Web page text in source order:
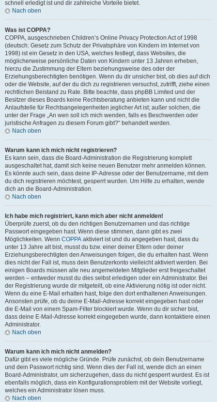
schnell erledigt ist und dir zahlreiche Vorteile bietet.
Nach oben
Was ist COPPA?
COPPA, ausgeschrieben Children’s Online Privacy Protection Act of 1998
(deutsch: Gesetz zum Schutz der Privatsphäre von Kindern im Internet von
1998) ist ein Gesetz in den USA, welches festlegt, dass Websites, die
möglicherweise persönliche Daten von Kindern unter 13 Jahren erheben,
hierzu die Zustimmung der Eltern beziehungsweise des oder der
Erziehungsberechtigten benötigen. Wenn du dir unsicher bist, ob dies auf dich
oder die Website, auf der du dich zu registrieren versuchst, zutrifft, ziehe einen
rechtlichen Beistand zu Rate. Bitte beachte, dass phpBB Limited und der
Besitzer dieses Boards keine Rechtsberatung anbieten kann und nicht die
Anlaufstelle für Rechtsangelegenheiten jeglicher Art ist; außer solchen, die
unter der Frage „An wen soll ich mich wenden, falls es Beschwerden oder
juristische Anfragen zu diesem Forum gibt?“ behandelt werden.
Nach oben
Warum kann ich mich nicht registrieren?
Es kann sein, dass die Board-Administration die Registrierung komplett
ausgeschaltet hat, damit sich keine neuen Benutzer mehr anmelden können.
Es könnte auch sein, dass deine IP-Adresse oder der Benutzername, mit dem
du dich registrieren möchtest, gesperrt wurden. Um Hilfe zu erhalten, wende
dich an die Board-Administration.
Nach oben
Ich habe mich registriert, kann mich aber nicht anmelden!
Überprüfe zuerst, ob du den richtigen Benutzernamen und das richtige
Passwort eingegeben hast. Wenn diese stimmen, dann gibt es zwei
Möglichkeiten. Wenn COPPA aktiviert ist und du angegeben hast, dass du
unter 13 Jahre alt bist, musst du bzw. einer deiner Eltern oder deiner
Erziehungsberechtigten den Anweisungen folgen, die du erhalten hast. Wenn
dies nicht der Fall ist, muss dein Benutzerkonto vielleicht aktiviert werden. Bei
einigen Boards müssen alle neu angemeldeten Mitglieder erst freigeschaltet
werden – entweder musst du dies selbst erledigen oder ein Administrator. Bei
der Registrierung wurde dir mitgeteilt, ob eine Aktivierung nötig ist oder nicht.
Wenn du eine E-Mail erhalten hast, folge den dort enthaltenen Anweisungen.
Ansonsten prüfe, ob du deine E-Mail-Adresse korrekt eingegeben hast oder
die E-Mail von einem Spam-Filter blockiert wurde. Wenn du dir sicher bist,
dass deine E-Mail-Adresse korrekt eingegeben wurde, dann kontaktiere einen
Administrator.
Nach oben
Warum kann ich mich nicht anmelden?
Dafür gibt es viele mögliche Gründe. Prüfe zunächst, ob dein Benutzername
und dein Passwort richtig sind. Wenn dies der Fall ist, wende dich an einen
Board-Administrator, um sicherzugehen, dass du nicht gesperrt wurdest. Es ist
ebenfalls möglich, dass ein Konfigurationsproblem mit der Website vorliegt,
welches ein Administrator lösen muss.
Nach oben